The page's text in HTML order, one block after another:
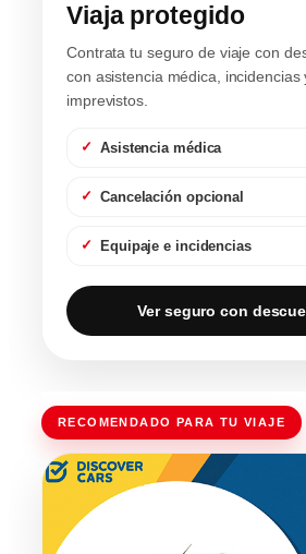
Viaja protegido
Contrata tu seguro de viaje con
con asistencia médica, incidencias
imprevistos.
Asistencia médica
Cancelación opcional
Equipaje e incidencias
Ver seguro con
RECOMENDADO PARA TU VIAJE